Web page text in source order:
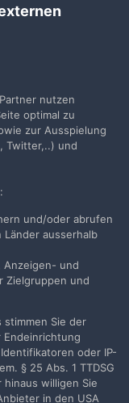
Dich hier an.
nutzen
optimal zu
zur Ausspielung
Twitter,..) und
und/oder abrufen
Länder ausserhalb
Anzeigen- und
Zielgruppen und
stimmen Sie der
Endeinrichtung
oder IP-
§ 25 Abs. 1 TTDSG
hinaus willigen Sie
in den USA